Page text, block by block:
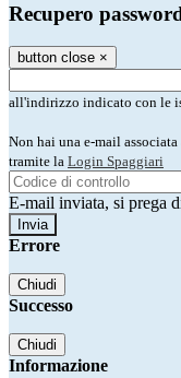
Recupero
button close ×
all'indirizzo indicato con le
Non hai una e-mail
tramite la Login Spaggiari
E-mail inviata, si prega
Errore
Chiudi
Successo
Chiudi
Informazione